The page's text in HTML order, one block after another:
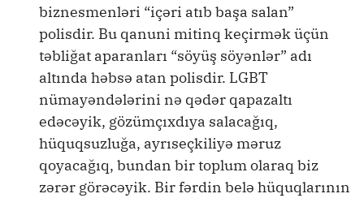
biznesmenləri “içəri atıb başa salan”
polisdir. Bu qanuni mitinq keçirmək üçün
təbliğat aparanları “söyüş söyənlər” adı
altında həbsə atan polisdir. LGBT
nümayəndələrini nə qədər qapazaltı
edəcəyik, gözümçıxdıya salacağıq,
hüquqsuzluğa, ayrıseçkiliyə məruz
qoyacağıq, bundan bir toplum olaraq biz
zərər görəcəyik. Bir fərdin belə hüquqlarının